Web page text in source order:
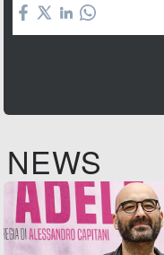
NEWS